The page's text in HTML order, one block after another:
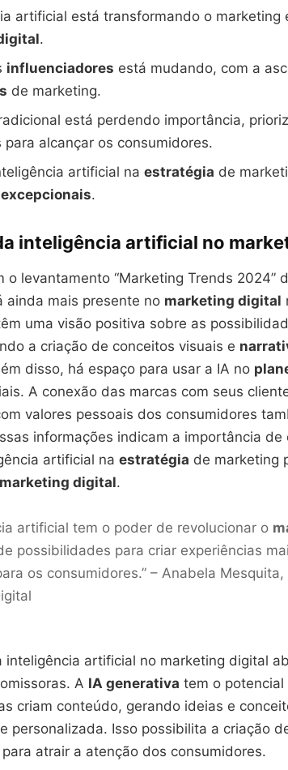
artificial está transformando o marketing
.
influenciadores está mudando, com a
de marketing.
está perdendo importância,
para alcançar os consumidores.
artificial na estratégia de
.
inteligência artificial no
o levantamento “Marketing Trends 2024”
ainda mais presente no marketing digital
uma visão positiva sobre as
a criação de conceitos visuais e
disso, há espaço para usar a IA no
A conexão das marcas com seus
valores pessoais dos consumidores
informações indicam a importância de
artificial na estratégia de marketing
marketing digital.
artificial tem o poder de revolucionar o
possibilidades para criar experiências
os consumidores.” – Anabela
inteligência artificial no marketing digital
A IA generativa tem o
criam conteúdo, gerando ideias e
personalizada. Isso possibilita a criação
atrair a atenção dos consumidores.